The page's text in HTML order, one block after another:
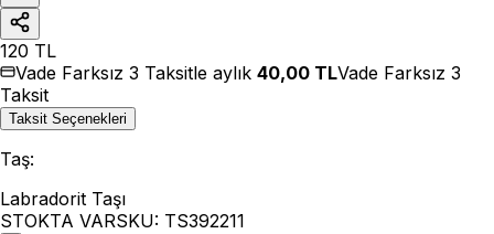
120 TL
Vade Farksız 3 Taksitle aylık 40,00 TLVade Farksız 3
Taksit
Taksit Seçenekleri
Taş:
Labradorit Taşı
STOKTA VARSKU: TS392211